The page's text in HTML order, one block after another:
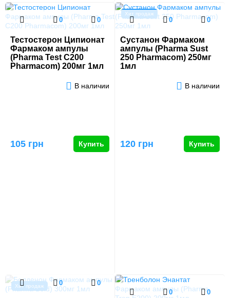
0 0
Тестостерон Ципионат
Фармаком ампулы
(Pharma Test C200
Pharmacom) 200мг 1мл
В наличии
105 грн Купить
Хит продаж
0 0
Сустанон Фармаком
ампулы (Pharma Sust
250 Pharmacom) 250мг
1мл
В наличии
120 грн Купить
Хит продаж 0 0
0 0